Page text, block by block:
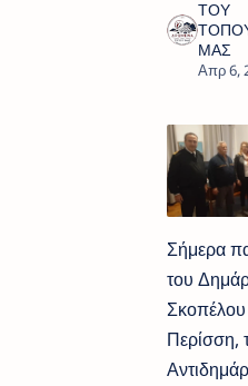
Σήμερα
του
Σκοπέλου
Περίσση,